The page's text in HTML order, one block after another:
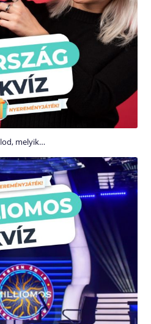
melyik…